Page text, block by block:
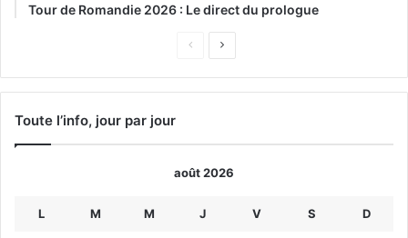
Tour de Romandie 2026 : Le direct du prologue
Page
Page
Toute l’info, jour par jour
août 2026
L M M J V S D